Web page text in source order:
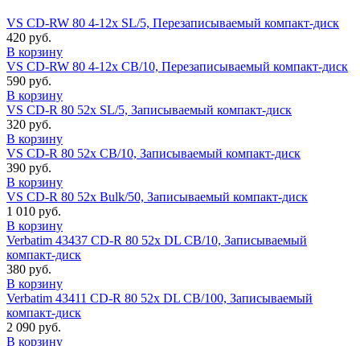
VS CD-RW 80 4-12x SL/5, Перезаписываемый компакт-диск
420 руб.
В корзину
VS CD-RW 80 4-12x CB/10, Перезаписываемый компакт-диск
590 руб.
В корзину
VS CD-R 80 52x SL/5, Записываемый компакт-диск
320 руб.
В корзину
VS CD-R 80 52x CB/10, Записываемый компакт-диск
390 руб.
В корзину
VS CD-R 80 52x Bulk/50, Записываемый компакт-диск
1 010 руб.
В корзину
Verbatim 43437 CD-R 80 52x DL CB/10, Записываемый
компакт-диск
380 руб.
В корзину
Verbatim 43411 CD-R 80 52x DL CB/100, Записываемый
компакт-диск
2 090 руб.
В корзину